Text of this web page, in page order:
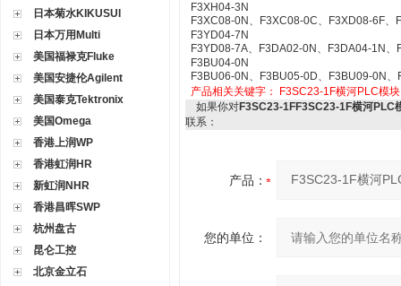
日本菊水KIKUSUI
日本万用Multi
美国福禄克Fluke
美国安捷伦Agilent
美国泰克Tektronix
美国Omega
香港上润WP
香港虹润HR
新虹润NHR
香港昌晖SWP
杭州盘古
昆仑工控
北京金立石
F3XH04-3N
F3XC08-0N、F3XC08-0C、F3XD08-6F
F3YD04-7N
F3YD08-7A、F3DA02-0N、F3DA04-1N
F3BU04-0N
F3BU06-0N、F3BU05-0D、F3BU09-0N
产品相关关键字：
F3SC23-1F横河PLC模块
如果你对F3SC23-1FF3SC23-1F横河PLC
联系：
产品：
您的单位：